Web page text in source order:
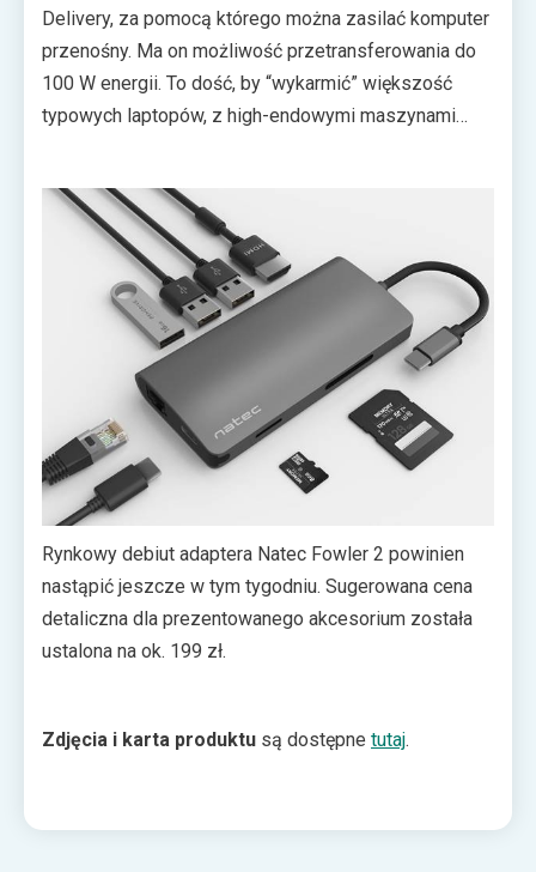
Delivery, za pomocą którego można zasilać komputer
przenośny. Ma on możliwość przetransferowania do
100 W energii. To dość, by “wykarmić” większość
typowych laptopów, z high-endowymi maszynami
Rynkowy debiut adaptera Natec Fowler 2 powinien
nastąpić jeszcze w tym tygodniu. Sugerowana cena
detaliczna dla prezentowanego akcesorium została
ustalona na ok. 199 zł.
Zdjęcia i karta produktu są dostępne tutaj.